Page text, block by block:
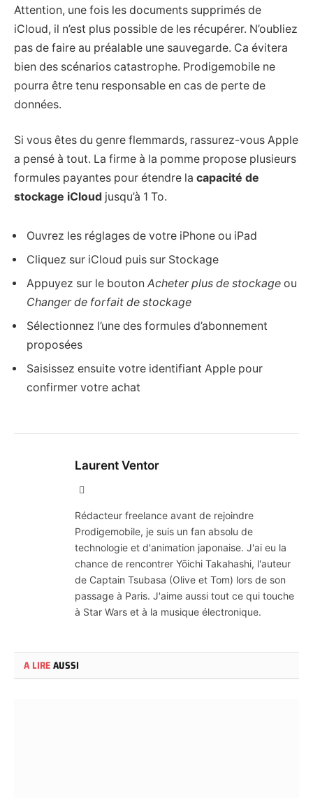
Attention, une fois les documents supprimés de
iCloud, il n’est plus possible de les récupérer. N’oubliez
pas de faire au préalable une sauvegarde. Ca évitera
bien des scénarios catastrophe. Prodigemobile ne
pourra être tenu responsable en cas de perte de
données.
Si vous êtes du genre flemmards, rassurez-vous Apple
a pensé à tout. La firme à la pomme propose plusieurs
formules payantes pour étendre la capacité de
stockage iCloud jusqu’à 1 To.
Ouvrez les réglages de votre iPhone ou iPad
Cliquez sur iCloud puis sur Stockage
Appuyez sur le bouton Acheter plus de stockage ou
Changer de forfait de stockage
Sélectionnez l’une des formules d’abonnement
proposées
Saisissez ensuite votre identifiant Apple pour
confirmer votre achat
Laurent Ventor
Rédacteur freelance avant de rejoindre
Prodigemobile, je suis un fan absolu de
technologie et d'animation japonaise. J'ai eu la
chance de rencontrer Yōichi Takahashi, l'auteur
de Captain Tsubasa (Olive et Tom) lors de son
passage à Paris. J'aime aussi tout ce qui touche
à Star Wars et à la musique électronique.
A LIREAUSSI